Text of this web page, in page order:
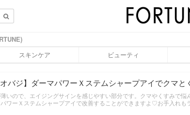
スキンケア ビューティ
バジ】ダーマパワーＸステムシャープアイでクマ
いので、エイジングサインを感じやすい部分です。クマやくすみで悩
ワーＸステムシャープアイで改善することができますよ♡お手入れも